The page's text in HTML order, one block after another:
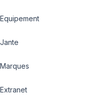
Equipement
Jante
Marques
Extranet